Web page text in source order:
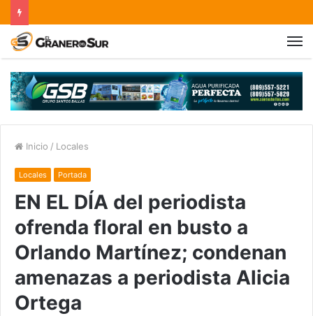
Inicio / Locales
Locales Portada
EN EL DÍA del periodista
ofrenda floral en busto a
Orlando Martínez; condenan
amenazas a periodista Alicia
Ortega